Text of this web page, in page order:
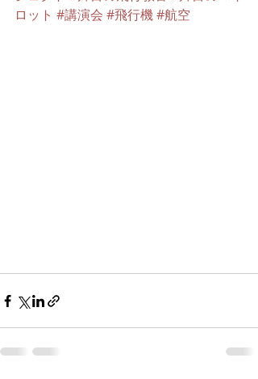
ロット #講演会 #飛行機#航空